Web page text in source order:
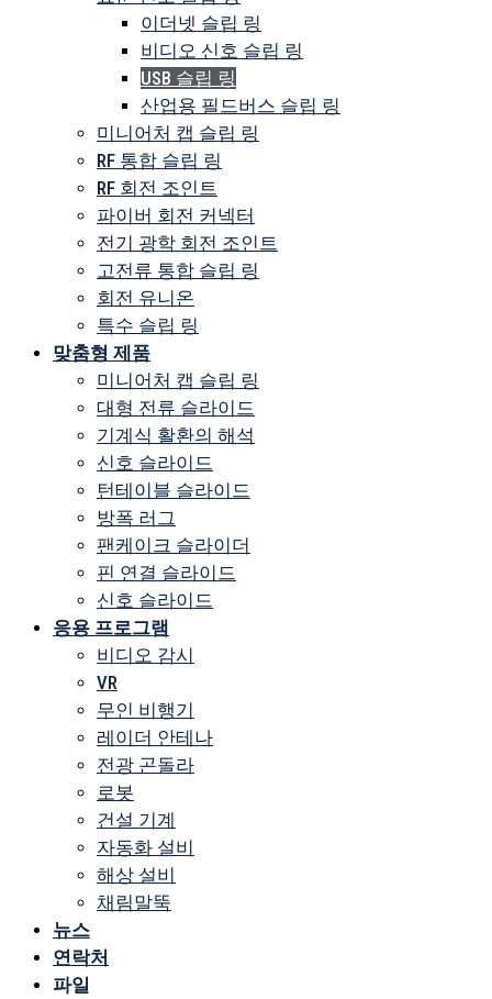
이더넷 슬립 링
비디오 신호 슬립 링
USB 슬립 링
산업용 필드버스 슬립 링
미니어처 캡 슬립 링
RF 통합 슬립 링
RF 회전 조인트
파이버 회전 커넥터
전기 광학 회전 조인트
고전류 통합 슬립 링
회전 유니온
특수 슬립 링
맞춤형 제품
미니어처 캡 슬립 링
대형 전류 슬라이드
기계식 활환의 해석
신호 슬라이드
턴테이블 슬라이드
방폭 러그
팬케이크 슬라이더
핀 연결 슬라이드
신호 슬라이드
응용 프로그램
비디오 감시
VR
무인 비행기
레이더 안테나
전광 곤돌라
로봇
건설 기계
자동화 설비
해상 설비
채림말뚝
뉴스
연락처
파일